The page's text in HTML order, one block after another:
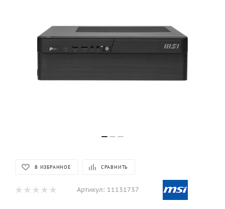
В ИЗБРАННОЕ СРАВНИТЬ
Артикул: 11131737